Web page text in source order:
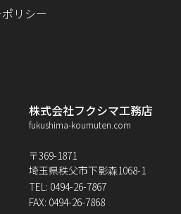
リシー
株式会社フクシマ工務店
fukushima-koumuten.com
〒369-1871
埼玉県秩父市下影森1068-1
TEL: 0494-26-7867
FAX: 0494-26-7868